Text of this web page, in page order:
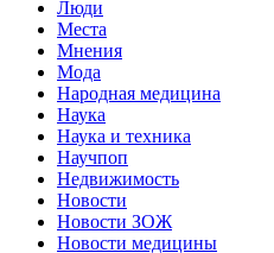
Люди
Места
Мнения
Мода
Народная медицина
Наука
Наука и техника
Научпоп
Недвижимость
Новости
Новости ЗОЖ
Новости медицины